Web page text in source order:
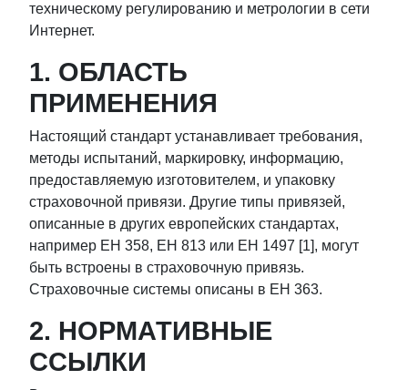
техническому регулированию и метрологии в сети
Интернет.
1. ОБЛАСТЬ
ПРИМЕНЕНИЯ
Настоящий стандарт устанавливает требования,
методы испытаний, маркировку, информацию,
предоставляемую изготовителем, и упаковку
страховочной привязи. Другие типы привязей,
описанные в других европейских стандартах,
например ЕН 358, ЕН 813 или ЕН 1497 [1], могут
быть встроены в страховочную привязь.
Страховочные системы описаны в ЕН 363.
2. НОРМАТИВНЫЕ
ССЫЛКИ